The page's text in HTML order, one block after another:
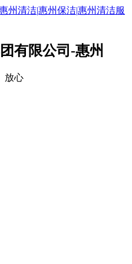
有限公司-惠州
放心